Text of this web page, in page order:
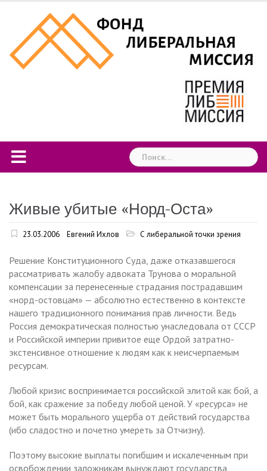
content
Найти:
Живые убитые «Норд-Оста»
23.03.2006 Евгений Ихлов С либеральной точки зрения
Решение Конституционного Суда, даже отказавшегося
рассматривать жалобу адвоката Трунова о моральной
компенсации за перенесенные страдания пострадавшим
«норд-остовцам» — абсолютно естественно в контексте
нашего традиционного понимания прав личности. Ведь
Россия демократическая полностью унаследовала от СССР
и Российской империи привитое еще Ордой затратно-
экстенсивное отношение к людям как к неисчерпаемым
ресурсам.
Любой кризис воспринимается российской элитой как бой, а
бой, как сражение за победу любой ценой. У «ресурса» не
может быть морального ущерба от действий государства
(ибо сладостно и почетно умереть за Отчизну).
Поэтому высокие выплаты погибшим и искалеченным при
освобождении заложникам вынуждают государства